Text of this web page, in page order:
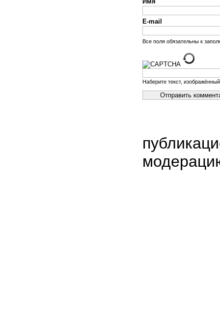
E-mail
Все поля обязательны к
Наберите текст,